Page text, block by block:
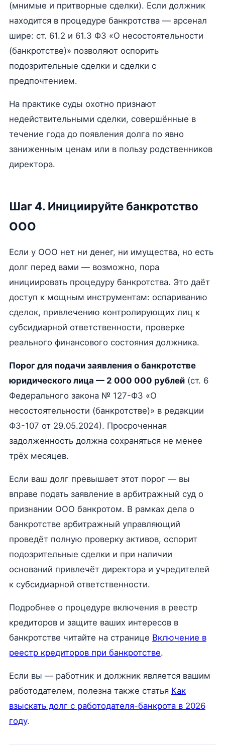
(мнимые и притворные сделки). Если должник
находится в процедуре банкротства — арсенал
шире: ст. 61.2 и 61.3 ФЗ «О несостоятельности
(банкротстве)» позволяют оспорить
подозрительные сделки и сделки с
предпочтением.
На практике суды охотно признают
недействительными сделки, совершённые в
течение года до появления долга по явно
заниженным ценам или в пользу родственников
директора.
Шаг 4. Инициируйте банкротство
ООО
Если у ООО нет ни денег, ни имущества, но есть
долг перед вами — возможно, пора
инициировать процедуру банкротства. Это даёт
доступ к мощным инструментам: оспариванию
сделок, привлечению контролирующих лиц к
субсидиарной ответственности, проверке
реального финансового состояния должника.
Порог для подачи заявления о банкротстве
юридического лица — 2 000 000 рублей(ст. 6
Федерального закона № 127-ФЗ «О
несостоятельности (банкротстве)» в редакции
ФЗ-107 от 29.05.2024). Просроченная
задолженность должна сохраняться не менее
трёх месяцев.
Если ваш долг превышает этот порог — вы
вправе подать заявление в арбитражный суд о
признании ООО банкротом. В рамках дела о
банкротстве арбитражный управляющий
проведёт полную проверку активов, оспорит
подозрительные сделки и при наличии
оснований привлечёт директора и учредителей
к субсидиарной ответственности.
Подробнее о процедуре включения в реестр
кредиторов и защите ваших интересов в
банкротстве читайте на странице Включение в
реестр кредиторов при банкротстве.
Если вы — работник и должник является вашим
работодателем, полезна также статья Как
взыскать долг с работодателя-банкрота в 2026
году.